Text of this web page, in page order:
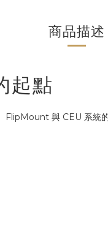
商品描述
起點
與 CEU 系統的